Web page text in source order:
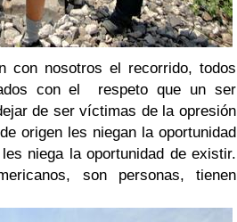
con nosotros el recorrido, todos
con el respeto que un ser
de ser víctimas de la opresión
origen les niegan la oportunidad
niega la oportunidad de existir.
son personas, tienen